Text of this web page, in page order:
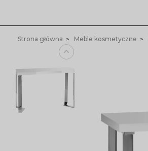
Strona główna Meble kosmetyczne